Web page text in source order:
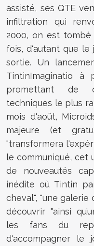
assisté, ses QTE
infiltration qui
2000, on est
fois, d'autant que le
sortie. Un
TintinImaginatio à
promettant de
techniques le plus
mois d'août,
majeure (et
"transformera
le communiqué, cet
de
nouveautés
inédite où Tintin
cheval", "une galerie
découvrir "ainsi
les fans du
d'accompagner le